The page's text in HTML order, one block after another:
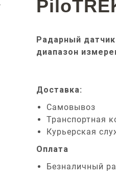
Радарный датчик
диапазон
Доставка:
Самовывоз
Транспортная
Курьерская
Оплата
Безналичный